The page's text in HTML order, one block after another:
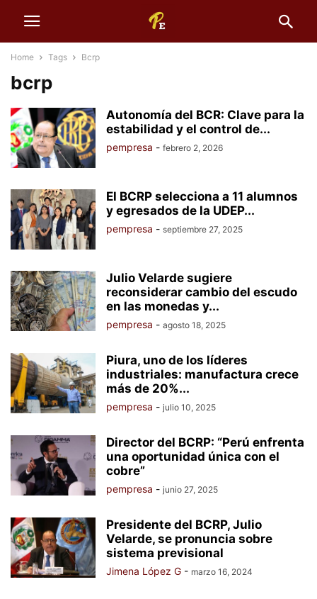
Home Tags Bcrp
bcrp
Autonomía del BCR: Clave para la
estabilidad y el control de...
pempresa - febrero 2, 2026
El BCRP selecciona a 11 alumnos
y egresados de la UDEP...
pempresa - septiembre 27, 2025
Julio Velarde sugiere
reconsiderar cambio del escudo
en las monedas y...
pempresa - agosto 18, 2025
Piura, uno de los líderes
industriales: manufactura crece
más de 20%...
pempresa - julio 10, 2025
Director del BCRP: “Perú enfrenta
una oportunidad única con el
cobre”
pempresa - junio 27, 2025
Presidente del BCRP, Julio
Velarde, se pronuncia sobre
sistema previsional
Jimena López G - marzo 16, 2024